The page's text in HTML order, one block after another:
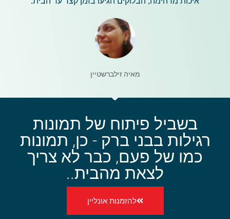
מאיה זילברשטיין
בשביל פיתוח של תמונות
רגילות בבני ברק - כן, תמונות
כמו של פעם, כבר לא צריך
לצאת מהבית..
להזמנות אונליין